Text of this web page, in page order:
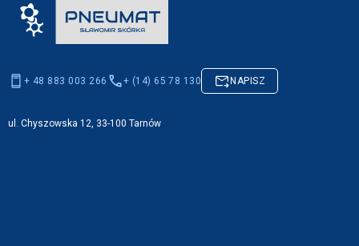
+ 48 883 003 266 + (14) 65 78 130 NAPISZ
ul. Chyszowska 12, 33-100 Tarnów